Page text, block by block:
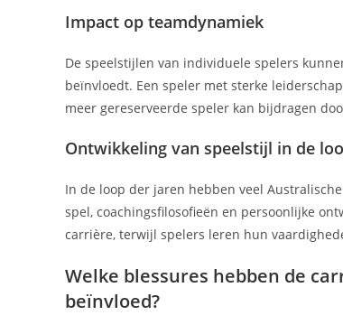
Impact op teamdynamiek
De speelstijlen van individuele spelers
beïnvloedt. Een speler met sterke
meer gereserveerde speler kan bijdragen
Ontwikkeling van speelstijl in de
In de loop der jaren hebben veel
spel, coachingsfilosofieën en persoonlijke
carrière, terwijl spelers leren hun
Welke blessures hebben de
beïnvloed?